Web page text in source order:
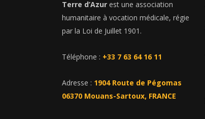
Terre d’Azur est une association
humanitaire à vocation médicale, régie
par la Loi de Juillet 1901.
Téléphone : +33 7 63 64 16 11
Adresse : 1904 Route de Pégomas
06370 Mouans-Sartoux, FRANCE